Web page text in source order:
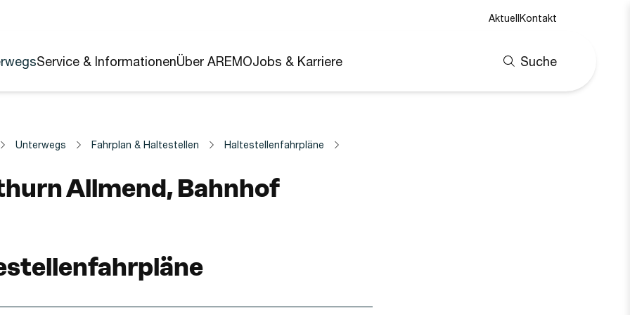
Service & InformationenÜber AREMOJobs & Karriere Suche
AktuellKontakt
Unterwegs Fahrplan & Haltestellen Haltestellenfahrpläne
Allmend, Bahnhof